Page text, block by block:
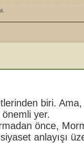
biri.
önemli yer.
önce,
anlayışı